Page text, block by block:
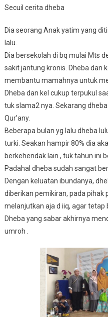
Secuil cerita dheba
Dia seorang Anak yatim yang
lalu.
Dia bersekolah di bq mulai Mts
sakit jantung kronis. Dheba dan
membantu mamahnya untuk
Dheba dan kel cukup terpukul
tuk slama2 nya. Sekarang
Qur’any.
Beberapa bulan yg lalu dheba
turki. Seakan hampir 80% dia
berkehendak lain , tuk tahun ini
Padahal dheba sudah sangat
Dengan keluatan ibundanya,
diberikan pemikiran, pada pihak
melanjutkan aja d iiq, agar tetap
Dheba yang sabar akhirnya
umroh .